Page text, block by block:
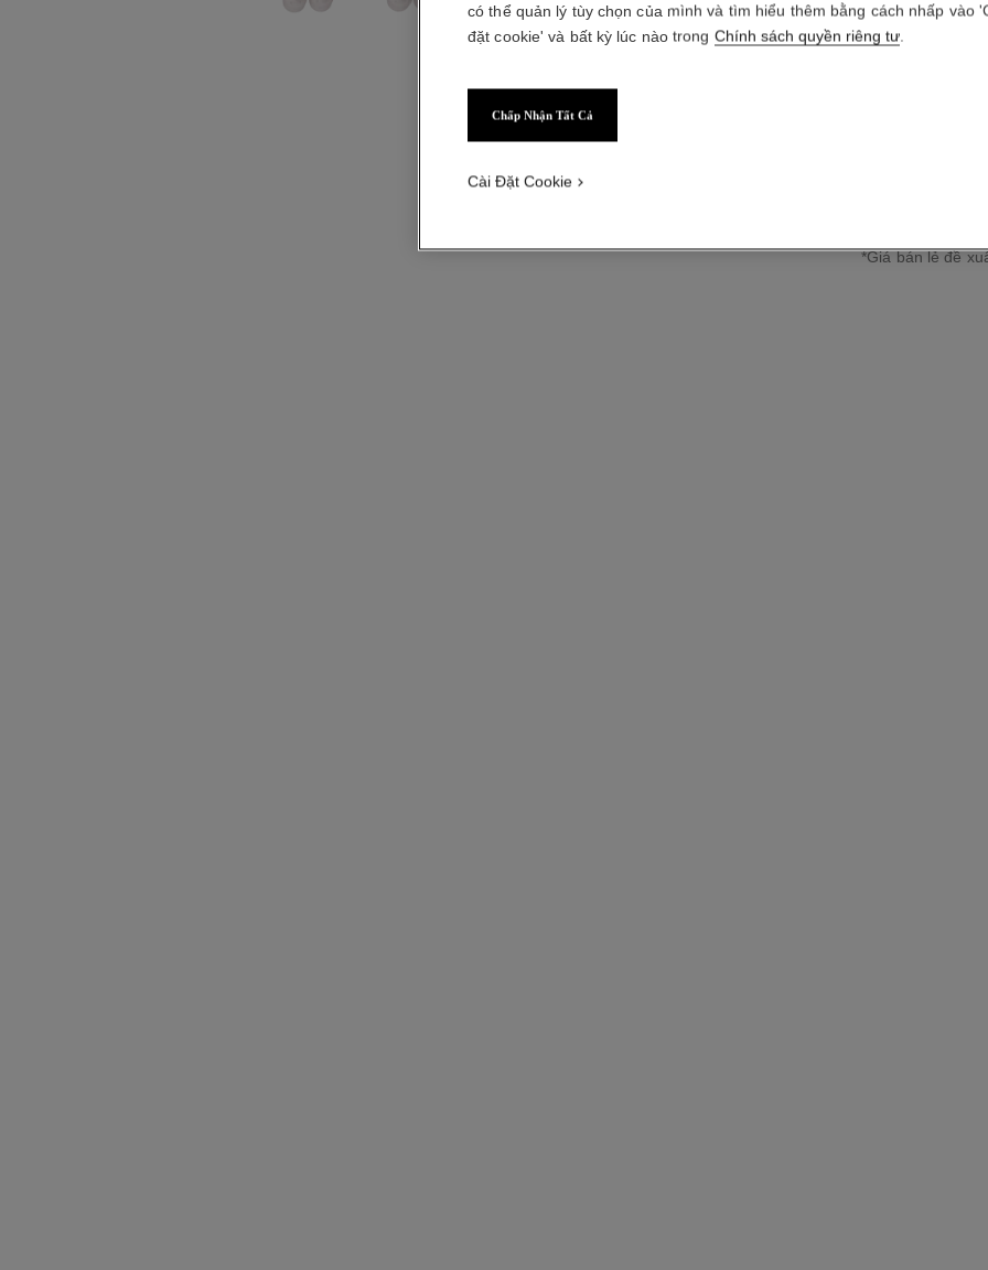
Vàng trắng và
↩
*Giá bán lẻ đề
có thể quản lý tùy chọn của mình và tìm hiểu thêm bằng cách nhấp vào
đặt cookie' và bất kỳ lúc nào trong Chính sách quyền riêng tư.
Chấp Nhận Tất Cả
Cài Đặt Cookie